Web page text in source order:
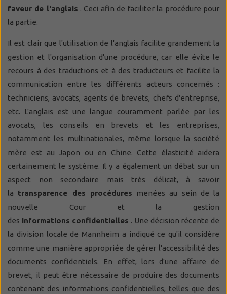
faveur de l'anglais . Ceci afin de faciliter la procédure pour
la partie.
Il est clair que l'utilisation de l'anglais facilite grandement la
gestion et l'organisation d'une procédure, car elle évite le
recours à des traductions et à des traducteurs et facilite la
communication entre les différents acteurs concernés :
techniciens, avocats, agents de brevets, chefs d'entreprise,
etc. L'anglais est une langue couramment parlée par les
avocats, les conseils en brevets et les entreprises,
notamment les multinationales, même lorsque la société
mère est au Japon ou en Chine. Cette élasticité aidera
certainement le système. Il y a également un débat sur un
aspect non secondaire mais très délicat, à savoir
la transparence des procédures menées au sein de la
nouvelle Cour et la gestion
des informations confidentielles . Une décision récente de
la division locale de Mannheim a indiqué ce qu'il considère
comme une manière appropriée de gérer l'accessibilité des
documents confidentiels. En effet, lors d'une affaire de
brevet, il peut être nécessaire de produire des documents
contenant des informations confidentielles, telles que des